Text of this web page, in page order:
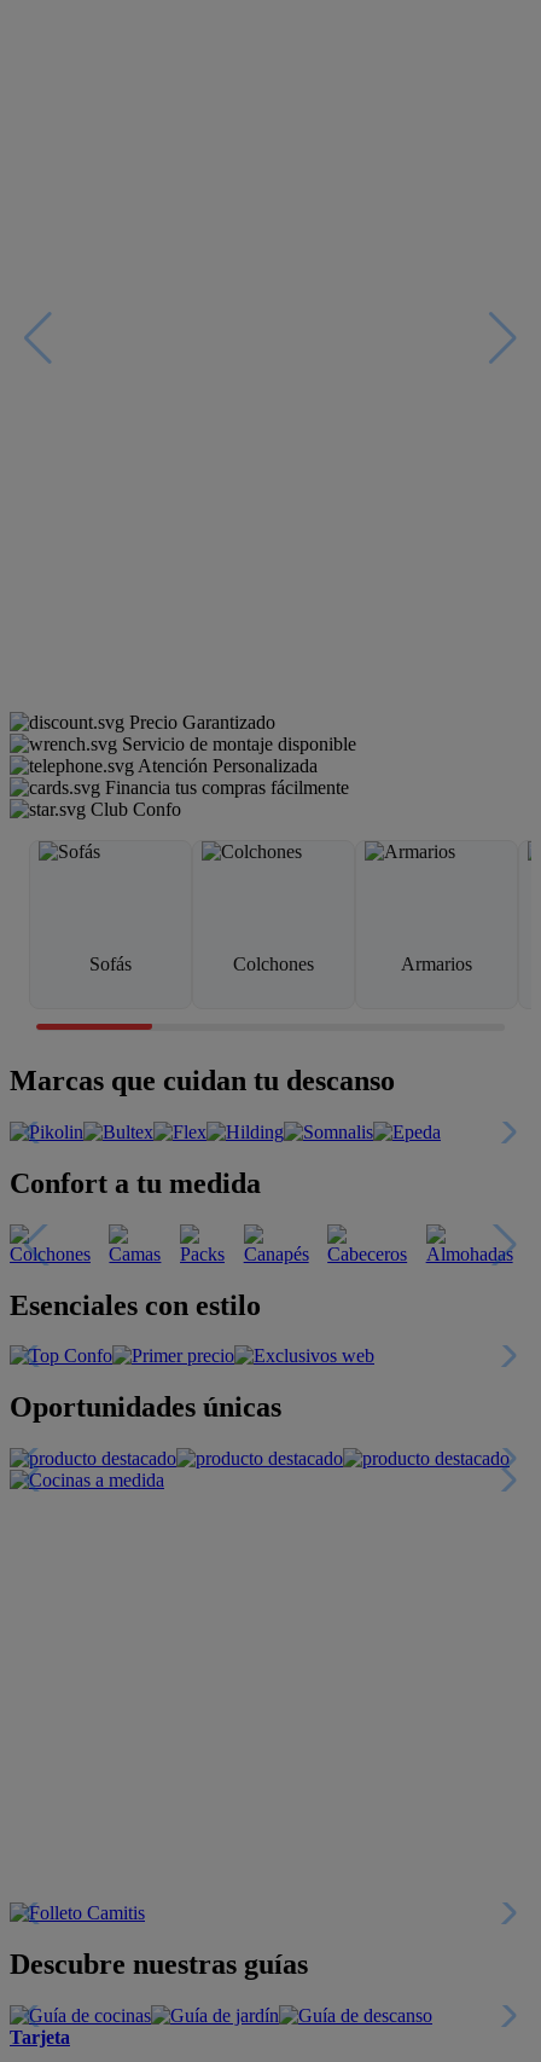
Precio Garantizado
Servicio de montaje disponible
Atención Personalizada
Financia tus compras fácilmente
Club Confo
Sofás Colchones Armarios
Marcas que cuidan tu descanso
Confort a tu medida
Esenciales con estilo
Oportunidades únicas
Descubre nuestras guías
Tarjeta